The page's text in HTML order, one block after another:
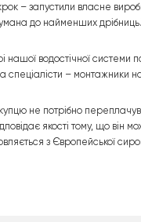
– запустили власне
до найменших
нашої водостічної системи
спеціалісти – монтажники
не потрібно
якості тому, що він
з Європейської